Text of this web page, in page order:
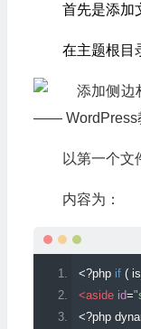
首先是添加
在主题根目
以第一个文
内容为：
<?php if (
<aside id=
<?php